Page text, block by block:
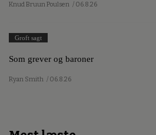
Knud Bruun Poulsen / 06.8.26
Groft sagt
Som grever og baroner
Ryan Smith / 06.8.26